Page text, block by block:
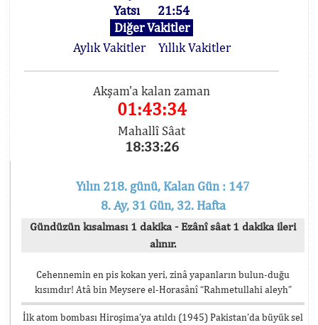
Yatsı
21:54
Diğer Vakitler
Aylık Vakitler
Yıllık Vakitler
Akşam'a kalan zaman
01:43:33
Mahallî Sâat
18:33:27
Yılın 218. günü, Kalan Gün : 147
8. Ay, 31 Gün, 32. Hafta
Gündüzün kısalması 1 dakika - Ezânî sâat 1 dakika ileri
alınır.
Cehennemin en pis kokan yeri, zinâ yapanların bulun-duğu
kısımdır! Atâ bin Meysere el-Horasânî “Rahmetullahi aleyh”
İlk atom bombası Hiroşima’ya atıldı (1945) Pakistan’da büyük sel